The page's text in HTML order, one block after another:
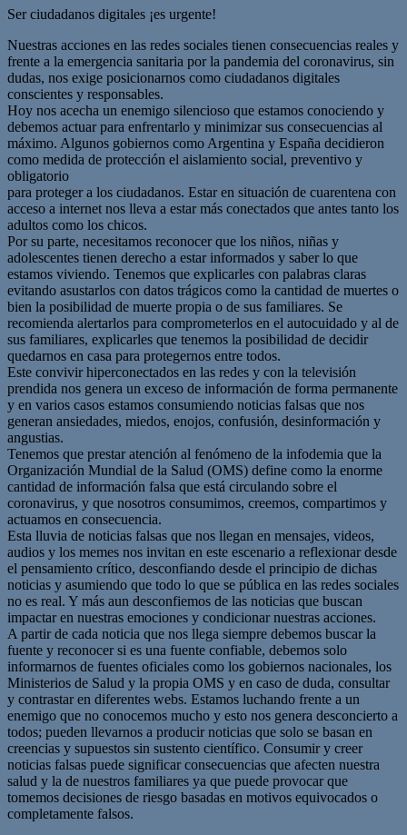
Ser ciudadanos digitales ¡es urgente!
Nuestras acciones en las redes sociales tienen consecuencias reales y
frente a la emergencia sanitaria por la pandemia del coronavirus, sin
dudas, nos exige posicionarnos como ciudadanos digitales
conscientes y responsables.
Hoy nos acecha un enemigo silencioso que estamos conociendo y
debemos actuar para enfrentarlo y minimizar sus consecuencias al
máximo. Algunos gobiernos como Argentina y España decidieron
como medida de protección el aislamiento social, preventivo y
obligatorio
para proteger a los ciudadanos. Estar en situación de cuarentena con
acceso a internet nos lleva a estar más conectados que antes tanto los
adultos como los chicos.
Por su parte, necesitamos reconocer que los niños, niñas y
adolescentes tienen derecho a estar informados y saber lo que
estamos viviendo. Tenemos que explicarles con palabras claras
evitando asustarlos con datos trágicos como la cantidad de muertes o
bien la posibilidad de muerte propia o de sus familiares. Se
recomienda alertarlos para comprometerlos en el autocuidado y al de
sus familiares, explicarles que tenemos la posibilidad de decidir
quedarnos en casa para protegernos entre todos.
Este convivir hiperconectados en las redes y con la televisión
prendida nos genera un exceso de información de forma permanente
y en varios casos estamos consumiendo noticias falsas que nos
generan ansiedades, miedos, enojos, confusión, desinformación y
angustias.
Tenemos que prestar atención al fenómeno de la infodemia que la
Organización Mundial de la Salud (OMS) define como la enorme
cantidad de información falsa que está circulando sobre el
coronavirus, y que nosotros consumimos, creemos, compartimos y
actuamos en consecuencia.
Esta lluvia de noticias falsas que nos llegan en mensajes, videos,
audios y los memes nos invitan en este escenario a reflexionar desde
el pensamiento crítico, desconfiando desde el principio de dichas
noticias y asumiendo que todo lo que se pública en las redes sociales
no es real. Y más aun desconfiemos de las noticias que buscan
impactar en nuestras emociones y condicionar nuestras acciones.
A partir de cada noticia que nos llega siempre debemos buscar la
fuente y reconocer si es una fuente confiable, debemos solo
informarnos de fuentes oficiales como los gobiernos nacionales, los
Ministerios de Salud y la propia OMS y en caso de duda, consultar
y contrastar en diferentes webs. Estamos luchando frente a un
enemigo que no conocemos mucho y esto nos genera desconcierto a
todos; pueden llevarnos a producir noticias que solo se basan en
creencias y supuestos sin sustento científico. Consumir y creer
noticias falsas puede significar consecuencias que afecten nuestra
salud y la de nuestros familiares ya que puede provocar que
tomemos decisiones de riesgo basadas en motivos equivocados o
completamente falsos.